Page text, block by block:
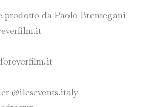
da Paolo Brentegani
@ilesevents.italy